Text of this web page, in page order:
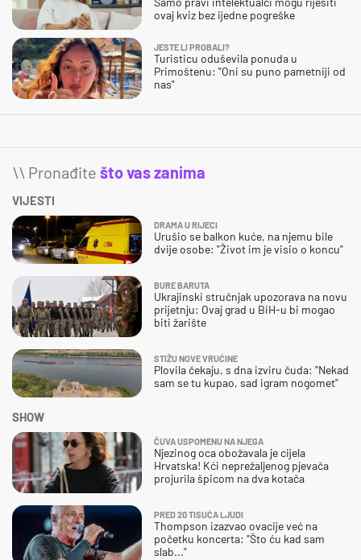
ovaj kviz bez ijedne pogreške
JESTE LI PROBALI?
Turisticu oduševila ponuda u
Primoštenu: "Oni su puno pametniji od
nas"
\\ Pronađite što vas zanima
VIJESTI
DRAMA U RIJECI
Urušio se balkon kuće, na njemu bile
dvije osobe: "Život im je visio o koncu"
BURE BARUTA
Ukrajinski stručnjak upozorava na novu
prijetnju: Ovaj grad u BiH-u bi mogao
biti žarište
STIŽU NOVE VRUĆINE
Plovila čekaju, s dna izviru čuda: "Nekad
sam se tu kupao, sad igram nogomet"
SHOW
ČUVA USPOMENU NA NJEGA
Njezinog oca obožavala je cijela
Hrvatska! Kći neprežaljenog pjevača
projurila špicom na dva kotača
PRED 20 TISUĆA LJUDI
Thompson izazvao ovacije već na
početku koncerta: "Što ću kad sam
slab..."